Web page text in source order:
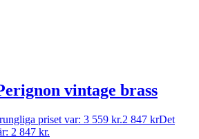
vintage brass
priset var: 3 559 kr.2 847 krDet
2 847 kr.